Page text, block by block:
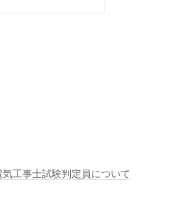
工事士試験判定員について